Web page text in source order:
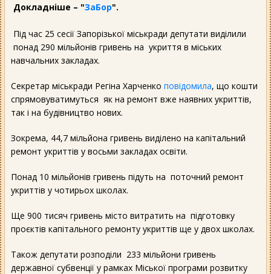
Докладніше – "ЗаБор".
Під час 25 сесії Запорізької міськради депутати виділили
понад 290 мільйонів гривень на укриття в міських
навчальних закладах.
Секретар міськради Регіна Харченко повідомила, що кошти
спрямовуватимуться як на ремонт вже наявних укриттів,
так і на будівництво нових.
Зокрема, 44,7 мільйона гривень виділено на капітальний
ремонт укриттів у восьми закладах освіти.
Понад 10 мільйонів гривень підуть на поточний ремонт
укриттів у чотирьох школах.
Ще 900 тисяч гривень місто витратить на підготовку
проєктів капітального ремонту укриттів ще у двох школах.
Також депутати розподіли 233 мільйони гривень
державної субвенції у рамках Міської програми розвитку